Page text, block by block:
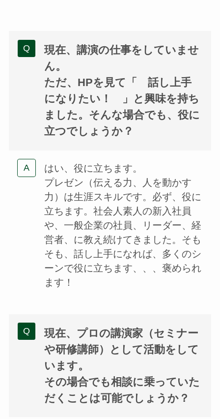
現在、講演の仕事をしていませ
ん。
ただ、HPを見て「 話し上手
になりたい！ 」と興味を持ち
ました。そんな場合でも、役に
立つでしょうか？
はい、役に立ちます。
プレゼン（伝える力、人を動かす
力）は生涯スキルです。必ず、役に
立ちます。社会人素人の新入社員
や、一般企業の社員、リーダー、経
営者、に教え続けてきました。そも
そも、話し上手になれば、多くのシ
ーンで役に立ちます、、、褒められ
ます！
現在、プロの講演家（セミナー
や研修講師）として活動をして
います。
その場合でも相談に乗っていた
だくことは可能でしょうか？